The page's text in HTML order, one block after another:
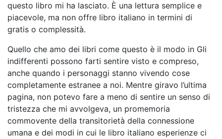
questo libro mi ha lasciato. È una lettura semplice e
piacevole, ma non offre libro italiano in termini di
gratis o complessità.
Quello che amo dei libri come questo è il modo in Gli
indifferenti possono farti sentire visto e compreso,
anche quando i personaggi stanno vivendo cose
completamente estranee a noi. Mentre giravo l’ultima
pagina, non potevo fare a meno di sentire un senso di
tristezza che mi avvolgeva, un promemoria
commovente della transitorietà della connessione
umana e dei modi in cui le libro italiano esperienze ci